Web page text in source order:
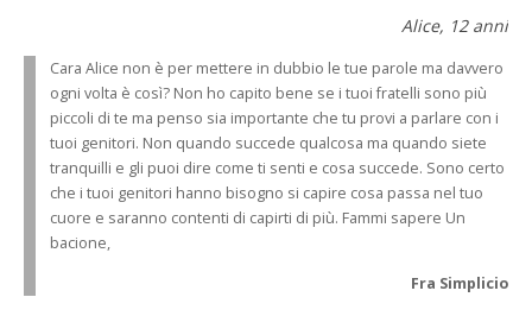
Alice, 12 anni
Cara Alice non è per mettere in dubbio le tue parole ma davvero
ogni volta è così? Non ho capito bene se i tuoi fratelli sono più
piccoli di te ma penso sia importante che tu provi a parlare con i
tuoi genitori. Non quando succede qualcosa ma quando siete
tranquilli e gli puoi dire come ti senti e cosa succede. Sono certo
che i tuoi genitori hanno bisogno si capire cosa passa nel tuo
cuore e saranno contenti di capirti di più. Fammi sapere Un
bacione,
Fra Simplicio